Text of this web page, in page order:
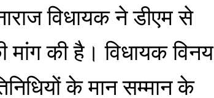
विधायक ने डीएम से
की है। विधायक विनय
के मान सम्मान के